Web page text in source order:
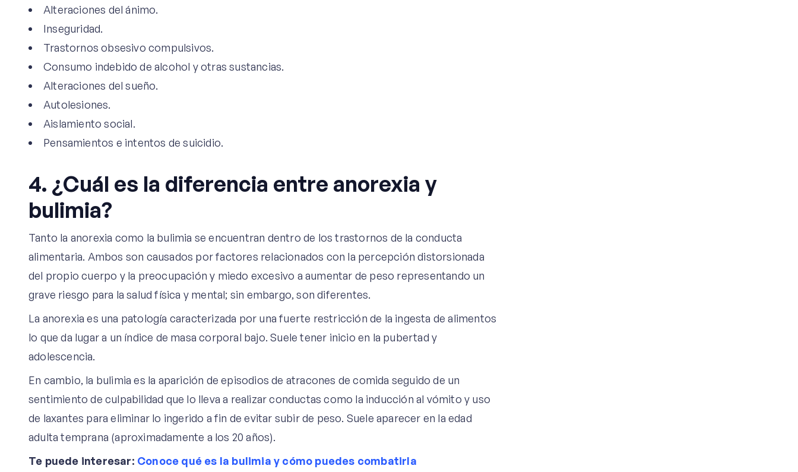
Alteraciones del ánimo.
Inseguridad.
Trastornos obsesivo compulsivos.
Consumo indebido de alcohol y otras sustancias.
Alteraciones del sueño.
Autolesiones.
Aislamiento social.
Pensamientos e intentos de suicidio.
4. ¿Cuál es la diferencia entre anorexia y
bulimia?
Tanto la anorexia como la bulimia se encuentran dentro de los trastornos de la conducta
alimentaria. Ambos son causados por factores relacionados con la percepción distorsionada
del propio cuerpo y la preocupación y miedo excesivo a aumentar de peso representando un
grave riesgo para la salud física y mental; sin embargo, son diferentes.
La anorexia es una patología caracterizada por una fuerte restricción de la ingesta de alimentos
lo que da lugar a un índice de masa corporal bajo. Suele tener inicio en la pubertad y
adolescencia.
En cambio, la bulimia es la aparición de episodios de atracones de comida seguido de un
sentimiento de culpabilidad que lo lleva a realizar conductas como la inducción al vómito y uso
de laxantes para eliminar lo ingerido a fin de evitar subir de peso. Suele aparecer en la edad
adulta temprana (aproximadamente a los 20 años).
Te puede interesar: Conoce qué es la bulimia y cómo puedes combatirla